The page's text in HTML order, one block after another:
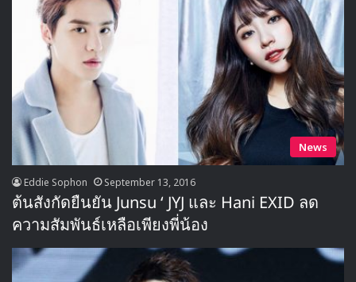
News
Eddie Sophon September 13, 2016
ต้นสังกัดยืนยัน Junsu ‘ JYJ และ Hani EXID ลด
ความสัมพันธ์เหลือเพียงพี่น้อง